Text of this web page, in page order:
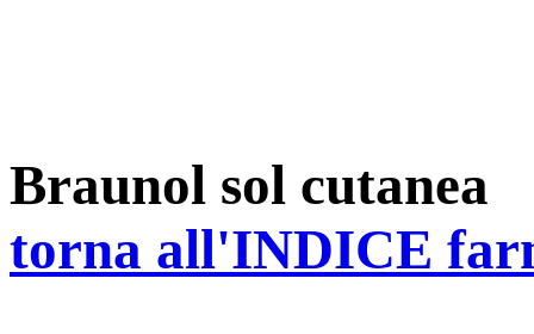
Braunol sol cutanea
torna all'INDICE